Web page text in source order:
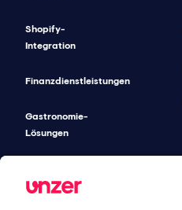
Shopify-
Integration
Finanzdienstleistungen
Gastronomie-
Lösungen
Commerce